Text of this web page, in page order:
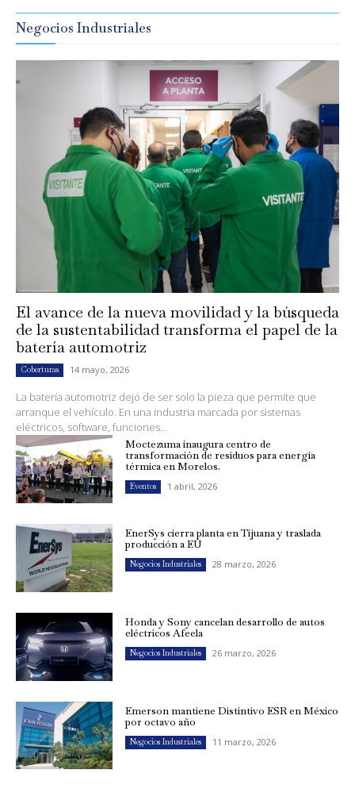
Negocios Industriales
El avance de la nueva movilidad y la búsqueda
de la sustentabilidad transforma el papel de la
batería automotriz
Coberturas 14 mayo, 2026
La batería automotriz dejó de ser solo la pieza que permite que
arranque el vehículo. En una industria marcada por sistemas
eléctricos, software, funciones...
Moctezuma inaugura centro de
transformación de residuos para energía
térmica en Morelos.
Eventos 1 abril, 2026
EnerSys cierra planta en Tijuana y traslada
producción a EU
Negocios Industriales 28 marzo, 2026
Honda y Sony cancelan desarrollo de autos
eléctricos Afeela
Negocios Industriales 26 marzo, 2026
Emerson mantiene Distintivo ESR en México
por octavo año
Negocios Industriales 11 marzo, 2026